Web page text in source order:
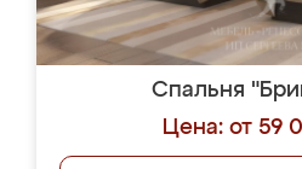
Спальня
Цена: от 59